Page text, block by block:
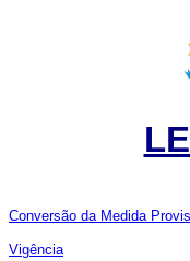
Conversão da Medida
Vigência